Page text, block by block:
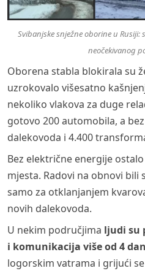
Svibanjske snježne oborine u
neočekivanog
Oborena stabla blokirala su
uzrokovalo višesatno
nekoliko vlakova za duge
gotovo 200 automobila, a
dalekovoda i 4.400
Bez električne energije
mjesta. Radovi na obnovi
samo za otklanjanjem
novih dalekovoda.
U nekim područjima ljudi su
i komunikacija više od 4
logorskim vatrama i grijući